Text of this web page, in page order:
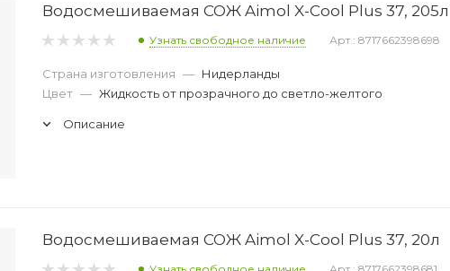
Водосмешиваемая СОЖ Aimol X-Cool Plus 37, 205л
Узнать свободное наличие Арт.: 8717662398698
Страна изготовления — Нидерланды
Цвет — Жидкость от прозрачного до светло-желтого
Описание
Водосмешиваемая СОЖ Aimol X-Cool Plus 37, 20л